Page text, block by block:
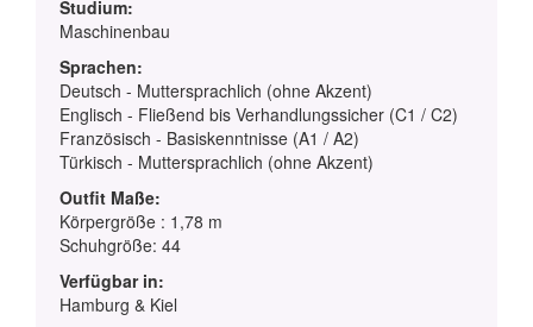
Studium:
Maschinenbau
Sprachen:
Deutsch - Muttersprachlich (ohne Akzent)
Englisch - Fließend bis Verhandlungssicher (C1 / C2)
Französisch - Basiskenntnisse (A1 / A2)
Türkisch - Muttersprachlich (ohne Akzent)
Outfit Maße:
Körpergröße : 1,78 m
Schuhgröße: 44
Verfügbar in:
Hamburg & Kiel